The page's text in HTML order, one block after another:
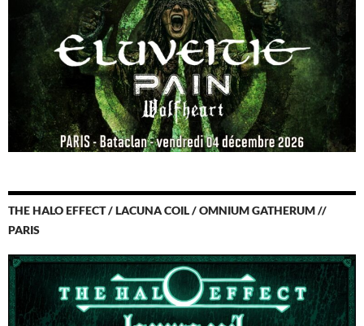
THE HALO EFFECT / LACUNA COIL / OMNIUM GATHERUM //
PARIS